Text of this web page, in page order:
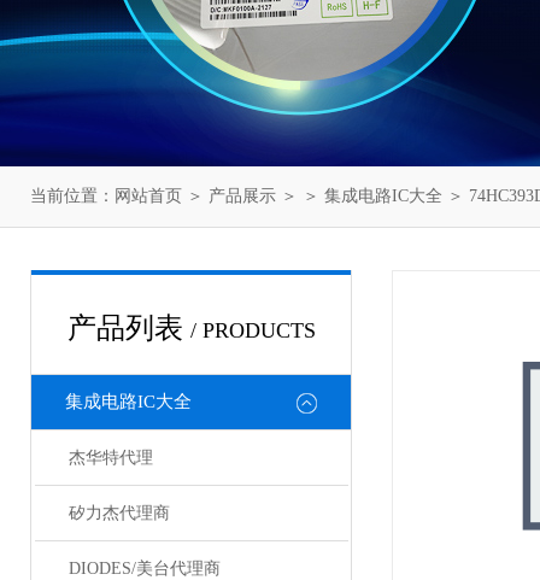
当前位置： 网站首页 ＞ 产品展示 ＞ ＞ 集成电路IC大全 ＞
产品列表 / PRODUCTS
集成电路IC大全
杰华特代理
矽力杰代理商
DIODES/美台代理商